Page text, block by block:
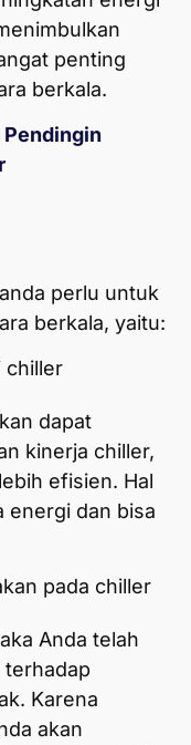
penting
berkala.
perlu untuk
berkala, yaitu:
chiller
dapat
kinerja chiller,
efisien. Hal
energi dan bisa
pada chiller
Anda telah
Karena
akan